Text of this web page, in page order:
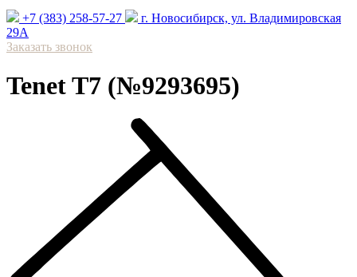
+7 (383) 258-57-27
⁠г. Новосибирск, ул. Владимировская
29А
Заказать звонок
Tenet T7 (№9293695)